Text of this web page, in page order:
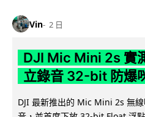
Vin 2 日
DJI Mic Mini 2s 實
立錄音 32-bit 防爆
DJI 最新推出的 Mic Mini 2s 無